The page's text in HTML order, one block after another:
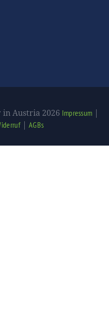
Austria 2026 Impressum |
| AGBs